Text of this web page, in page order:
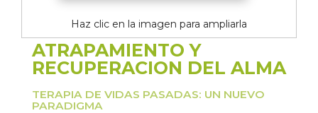
Haz clic en la imagen para ampliarla
ATRAPAMIENTO Y
RECUPERACION DEL ALMA
TERAPIA DE VIDAS PASADAS: UN NUEVO
PARADIGMA